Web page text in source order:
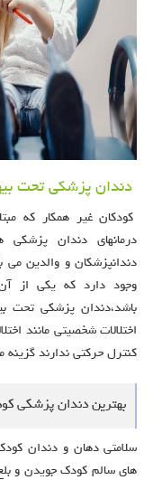
دندان پزشکی تحت
کودکان غیر همکار که
درمانهای دندان
دندانپزشکان و والدین می
وجود دارد که یکی از
باشد،دندان پزشکی تحت
اختلالات شخصیتی مانند
کنترل حرکتی ندارند
بهترین دندان پزشکی
سلامتی دهان و دندان
های سالم کودک جویدن و